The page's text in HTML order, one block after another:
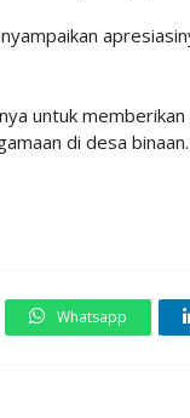
untuk
di desa
Whatsapp